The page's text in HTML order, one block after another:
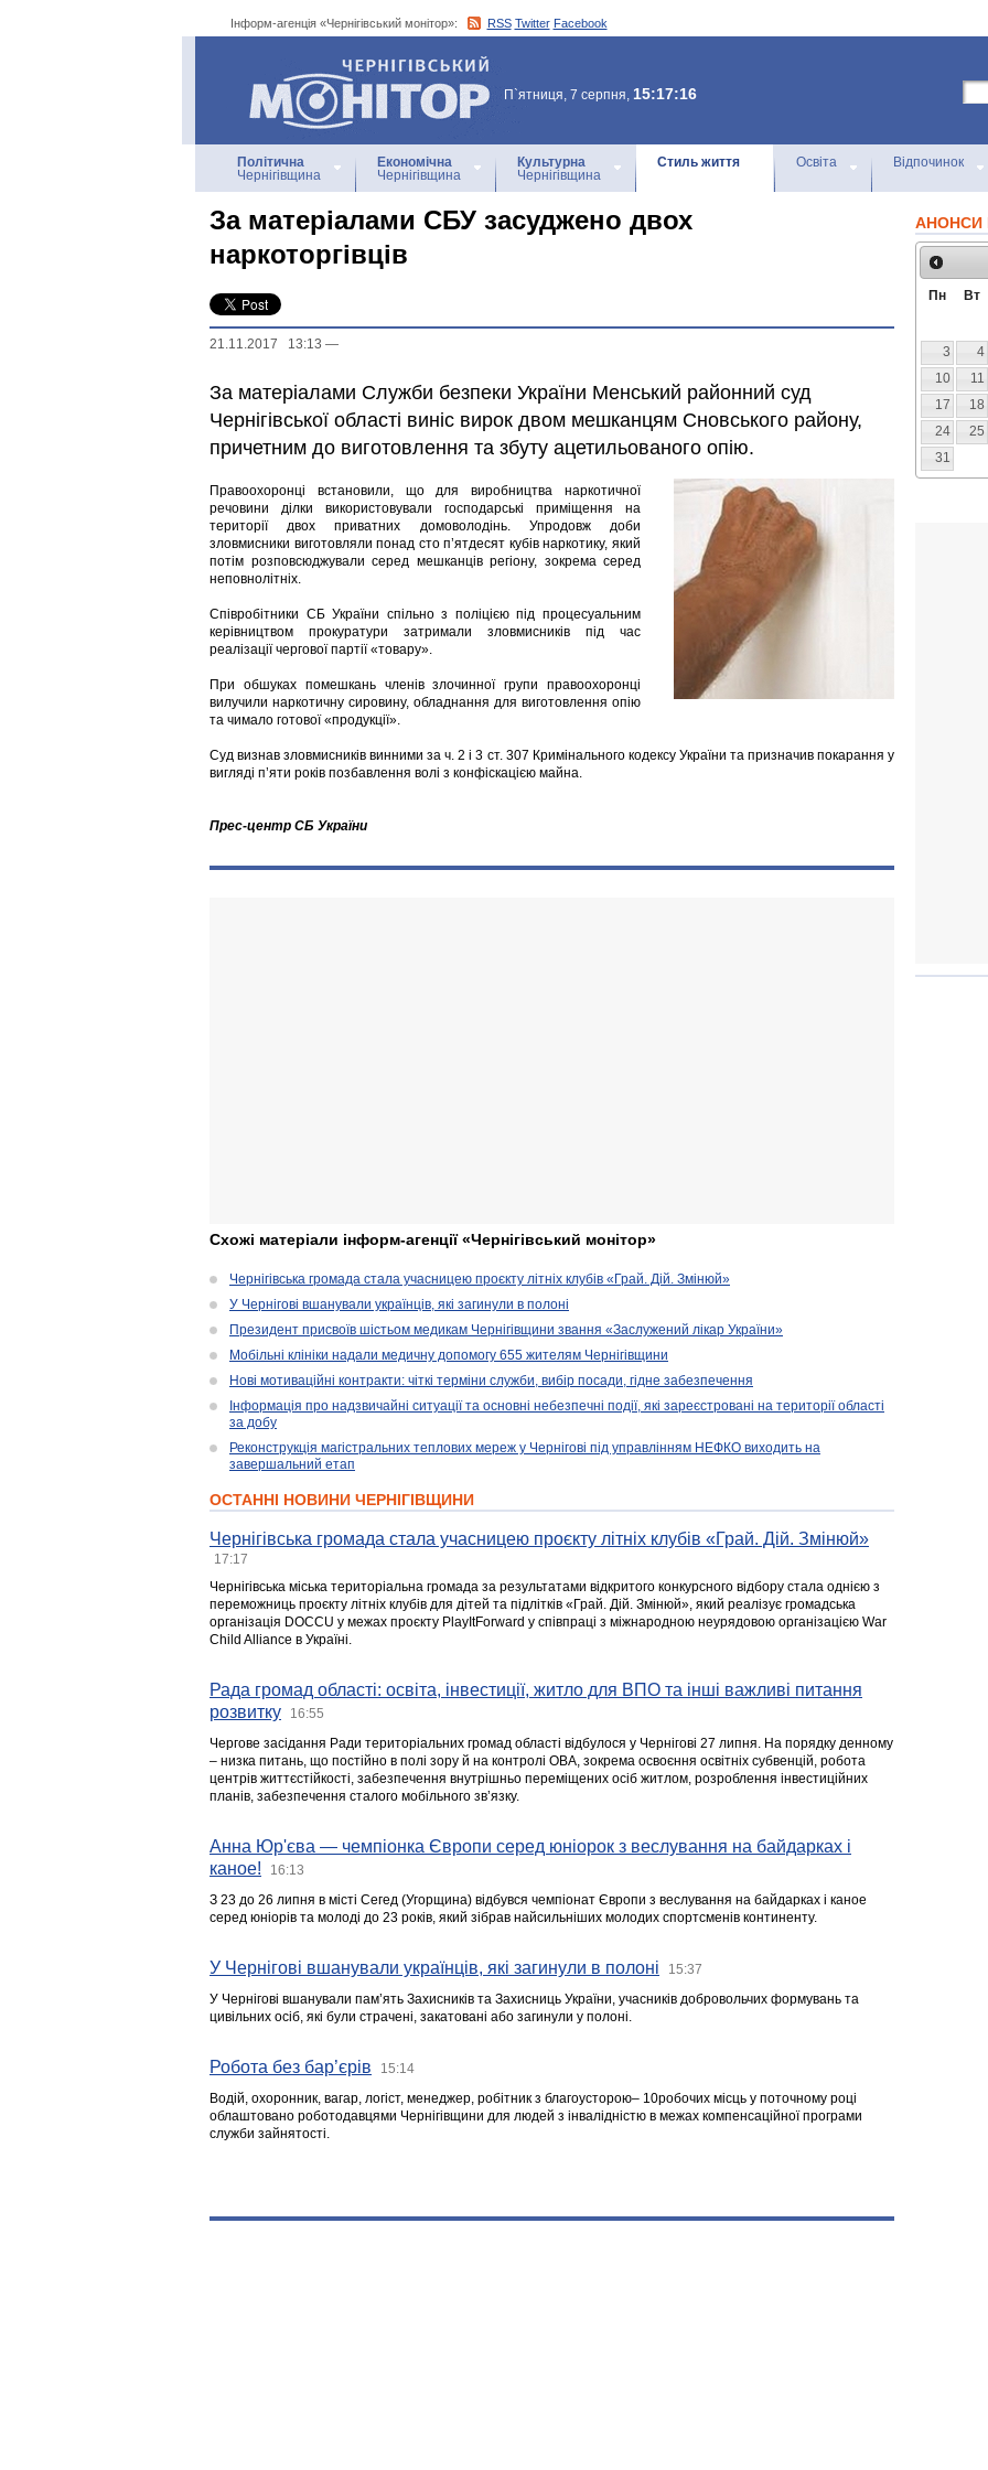
Інформ-агенція «Чернігівський монітор»: RSS Twitter Facebook
Інформ-агенція
«Чернігівський монітор»
П`ятниця, 7 серпня, 15:17:16
Політична
Чернігівщина
Економічна
Чернігівщина
Культурна
Чернігівщина
Стиль життя Освіта Відпочинок
За матеріалами СБУ засуджено двох
наркоторгівців
21.11.2017 13:13 —
За матеріалами Служби безпеки України Менський районний суд
Чернігівської області виніс вирок двом мешканцям Сновського району,
причетним до виготовлення та збуту ацетильованого опію.
Правоохоронці встановили, що для виробництва наркотичної
речовини ділки використовували господарські приміщення на
території двох приватних домоволодінь. Упродовж доби
зловмисники виготовляли понад сто п’ятдесят кубів наркотику, який
потім розповсюджували серед мешканців регіону, зокрема серед
неповнолітніх.
Співробітники СБ України спільно з поліцією під процесуальним
керівництвом прокуратури затримали зловмисників під час
реалізації чергової партії «товару».
При обшуках помешкань членів злочинної групи правоохоронці
вилучили наркотичну сировину, обладнання для виготовлення опію
та чимало готової «продукції».
Суд визнав зловмисників винними за ч. 2 і 3 ст. 307 Кримінального кодексу України та призначив покарання у
вигляді п’яти років позбавлення волі з конфіскацією майна.
Прес-центр СБ України
Схожі матеріали інформ-агенції «Чернігівський монітор»
Чернігівська громада стала учасницею проєкту літніх клубів «Грай. Дій. Змінюй»
У Чернігові вшанували українців, які загинули в полоні
Президент присвоїв шістьом медикам Чернігівщини звання «Заслужений лікар України»
Мобільні клініки надали медичну допомогу 655 жителям Чернігівщини
Нові мотиваційні контракти: чіткі терміни служби, вибір посади, гідне забезпечення
Інформація про надзвичайні ситуації та основні небезпечні події, які зареєстровані на території області
за добу
Реконструкція магістральних теплових мереж у Чернігові під управлінням НЕФКО виходить на
завершальний етап
ОСТАННІ НОВИНИ ЧЕРНІГІВЩИНИ
Чернігівська громада стала учасницею проєкту літніх клубів «Грай. Дій. Змінюй»
17:17
Чернігівська міська територіальна громада за результатами відкритого конкурсного відбору стала однією з
переможниць проєкту літніх клубів для дітей та підлітків «Грай. Дій. Змінюй», який реалізує громадська
організація DOCCU у межах проєкту PlayItForward у співпраці з міжнародною неурядовою організацією War
Child Alliance в Україні.
Рада громад області: освіта, інвестиції, житло для ВПО та інші важливі питання
розвитку
16:55
Чергове засідання Ради територіальних громад області відбулося у Чернігові 27 липня. На порядку денному
– низка питань, що постійно в полі зору й на контролі ОВА, зокрема освоєння освітніх субвенцій, робота
центрів життєстійкості, забезпечення внутрішньо переміщених осіб житлом, розроблення інвестиційних
планів, забезпечення сталого мобільного зв’язку.
Анна Юр'єва — чемпіонка Європи серед юніорок з веслування на байдарках і
каное!
16:13
З 23 до 26 липня в місті Сегед (Угорщина) відбувся чемпіонат Європи з веслування на байдарках і каное
серед юніорів та молоді до 23 років, який зібрав найсильніших молодих спортсменів континенту.
У Чернігові вшанували українців, які загинули в полоні 15:37
У Чернігові вшанували пам’ять Захисників та Захисниць України, учасників добровольчих формувань та
цивільних осіб, які були страчені, закатовані або загинули у полоні.
Робота без бар’єрів 15:14
Водій, охоронник, вагар, логіст, менеджер, робітник з благоусторою– 10робочих місць у поточному році
облаштовано роботодавцями Чернігівщини для людей з інвалідністю в межах компенсаційної програми
служби зайнятості.
АНОНСИ
Пн Вт
3
4
10
11
17
18
24
25
31